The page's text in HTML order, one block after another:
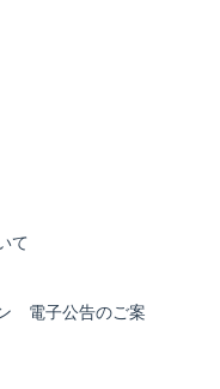
て
電子公告のご案